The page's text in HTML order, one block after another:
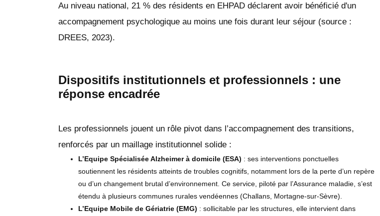
Au niveau national, 21 % des résidents en EHPAD déclarent avoir bénéficié d'un
accompagnement psychologique au moins une fois durant leur séjour (source :
DREES, 2023).
Dispositifs institutionnels et professionnels : une
réponse encadrée
Les professionnels jouent un rôle pivot dans l’accompagnement des transitions,
renforcés par un maillage institutionnel solide :
L’Equipe Spécialisée Alzheimer à domicile (ESA) : ses interventions ponctuelles
soutiennent les résidents atteints de troubles cognitifs, notamment lors de la perte d’un repère
ou d’un changement brutal d’environnement. Ce service, piloté par l’Assurance maladie, s’est
étendu à plusieurs communes rurales vendéennes (Challans, Mortagne-sur-Sèvre).
L’Equipe Mobile de Gériatrie (EMG) : sollicitable par les structures, elle intervient dans